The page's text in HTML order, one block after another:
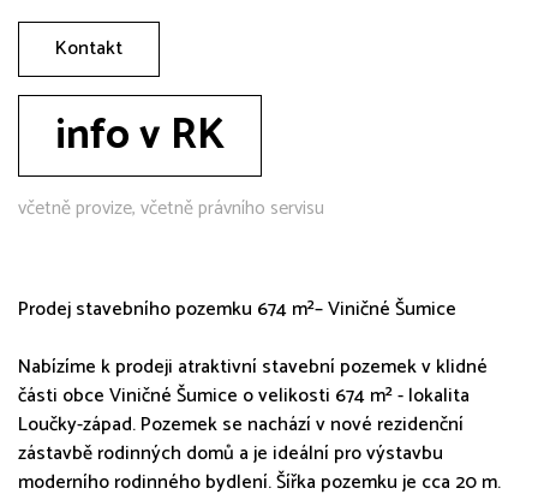
Kontakt
info v RK
včetně provize, včetně právního servisu
Prodej stavebního pozemku 674 m²– Viničné Šumice
Nabízíme k prodeji atraktivní stavební pozemek v klidné
části obce Viničné Šumice o velikosti 674 m² - lokalita
Loučky-západ. Pozemek se nachází v nové rezidenční
zástavbě rodinných domů a je ideální pro výstavbu
moderního rodinného bydlení. Šířka pozemku je cca 20 m.